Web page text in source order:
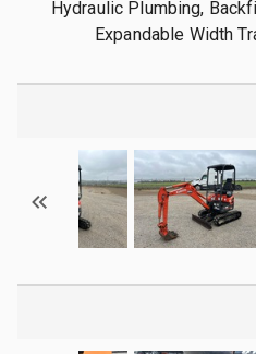
Hydraulic Plumbing,
Expandable Width